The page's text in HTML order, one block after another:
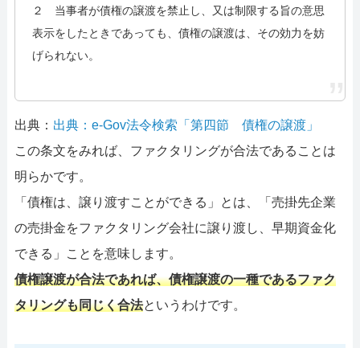
２ 当事者が債権の譲渡を禁止し、又は制限する旨の意思
表示をしたときであっても、債権の譲渡は、その効力を妨
げられない。
出典： 出典：e-Gov法令検索「第四節 債権の譲渡」
この条文をみれば、ファクタリングが合法であることは
明らかです。
「債権は、譲り渡すことができる」とは、「売掛先企業
の売掛金をファクタリング会社に譲り渡し、早期資金化
できる」ことを意味します。
債権譲渡が合法であれば、債権譲渡の一種であるファク
タリングも同じく合法というわけです。